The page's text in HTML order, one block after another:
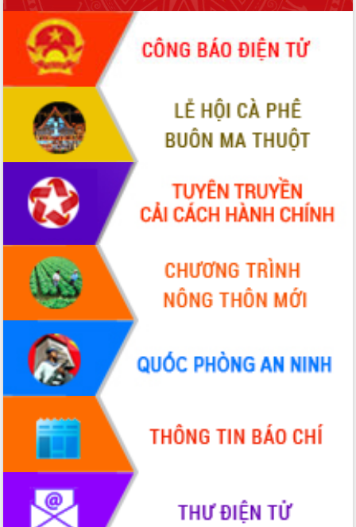
Khởi động Dự án Đầu tư xây dựng hạ
tầng kỹ thuật Cụm công nghiệp Tân
Tiến
Gặp mặt các cơ quan báo chí nhân Kỷ
niệm 101 năm Ngày Báo chí Cách
mạng Việt Nam
Đắk Lắk sơ kết 4 năm triển khai thực
hiện Đề án 06 của Chính phủ
Họp báo thông tin về Hội nghị Công bố
Quy hoạch và Xúc tiến đầu tư tỉnh Đắk
Khơi thông điểm nghẽn, đẩy nhanh
giải ngân vốn khắc phục thiên tai
HĐND tỉnh thông qua điều chỉnh Quy
hoạch tỉnh thời kỳ 2021-2030
Hội thảo góp ý hồ sơ điều chỉnh quy
hoạch tỉnh Đắk Lắk thời kỳ 2021-2030,
tầm nhìn đến năm 2050
Nâng cao hiệu quả hoạt động của các
doanh nghiệp nhà nước
Hội nghị triển khai kết nối mạng
truyền số liệu chuyên dùng phục vụ cơ
quan Đảng, Nhà nước
Lễ phát động chuỗi hoạt động chung
tay làm sạch môi trường
Xã Ea Kar bước chuyển mình trong
công tác cải cách hành chính mô hình
UBND tỉnh họp báo định kỳ tháng 4
năm 2026